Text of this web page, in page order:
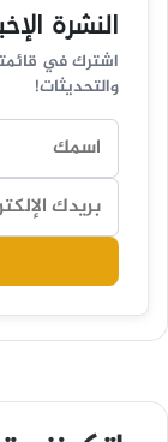
النشرة
اشترك في
والتحديثات!